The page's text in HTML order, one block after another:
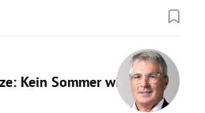
Kein Sommer wie